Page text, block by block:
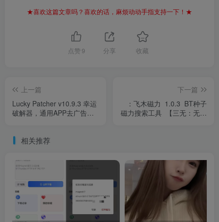
★喜欢这篇文章吗？喜欢的话，麻烦动动手指支持一下！★
点赞 9 分享 收藏
上一篇
Lucky Patcher v10.9.3 幸运
破解器，通用APP去广告破
下一篇
：飞木磁力 1.0.3 BT种子
磁力搜索工具 【三无：无广
相关推荐